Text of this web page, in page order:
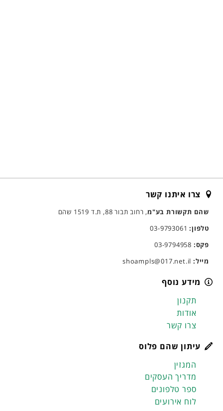
צרו איתנו קשר
שהם תקשורת בע"מ, רחוב תבור 88, ת.ד 1519 שהם
טלפון:03-9793061
פקס:
מייל:
מידע נוסף
תקנון
אודות
צרו קשר
עיתון שהם פלוס
המגזין
מדריך העסקים
ספר טלפונים
לוח אירועים